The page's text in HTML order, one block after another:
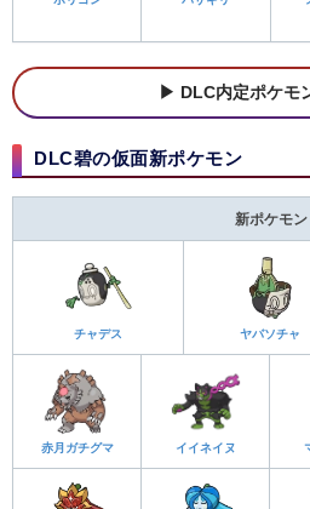
DLC内定ポケモ
DLC碧の仮面新ポケモン
新ポケモン
チャデス ヤバソチャ
赤月ガチグマ イイネイヌ